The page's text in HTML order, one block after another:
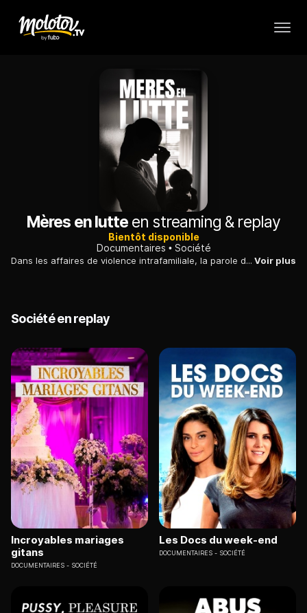
Mères en lutte en streaming & replay
Bientôt disponible
Documentaires
Société
Dans les affaires de violence intrafamiliale, la parole des enfants demeure fragile face à une justice qui la considère encore trop souvent comme pouvant être manipulée par les mères. Voir plus
Société en replay
Incroyables mariages
gitans
DOCUMENTAIRES SOCIÉTÉ
Les Docs du week-end
DOCUMENTAIRES SOCIÉTÉ